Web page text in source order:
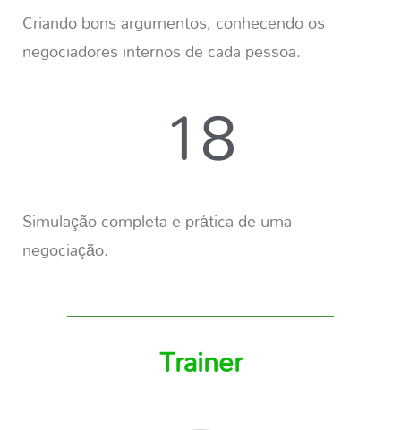
Criando bons argumentos, conhecendo os
negociadores internos de cada pessoa.
18
Simulação completa e prática de uma
negociação.
Trainer